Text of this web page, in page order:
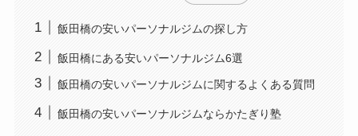
飯田橋の安いパーソナルジムの探し方
飯田橋にある安いパーソナルジム6選
飯田橋の安いパーソナルジムに関するよくある質問
飯田橋の安いパーソナルジムならかたぎり塾